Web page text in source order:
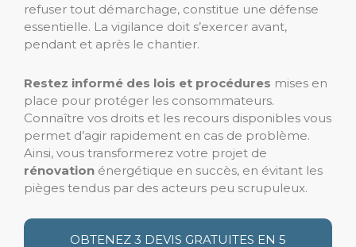
refuser tout démarchage, constitue une défense
essentielle. La vigilance doit s’exercer avant,
pendant et après le chantier.
Restez informé des lois et procédures mises en
place pour protéger les consommateurs.
Connaître vos droits et les recours disponibles vous
permet d’agir rapidement en cas de problème.
Ainsi, vous transformerez votre projet de
rénovation énergétique en succès, en évitant les
pièges tendus par des acteurs peu scrupuleux.
OBTENEZ 3 DEVIS GRATUITES EN 5